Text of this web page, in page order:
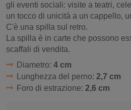
gli eventi sociali: visite a teatri,
un tocco di unicità a un cappello,
C'è una spilla sul retro.
La spilla è in carte che possono
scaffali di vendita.
Diametro: 4 cm
Lunghezza del perno: 2,7 cm
Foro di estrazione: 2,6 cm